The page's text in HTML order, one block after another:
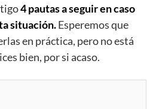
4 pautas a seguir en caso
situación.Esperemos que
en práctica, pero no está
bien, por si acaso.